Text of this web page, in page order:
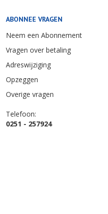
ABONNEE VRAGEN
Neem een Abonnement
Vragen over betaling
Adreswijziging
Opzeggen
Overige vragen
Telefoon:
0251 - 257924